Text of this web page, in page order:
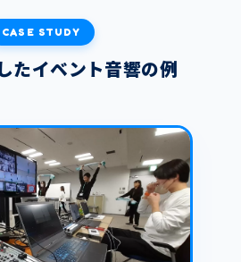
CASE STUDY
たイベント音響の例